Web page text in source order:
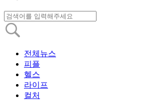
전체뉴스
피플
헬스
라이프
컬처